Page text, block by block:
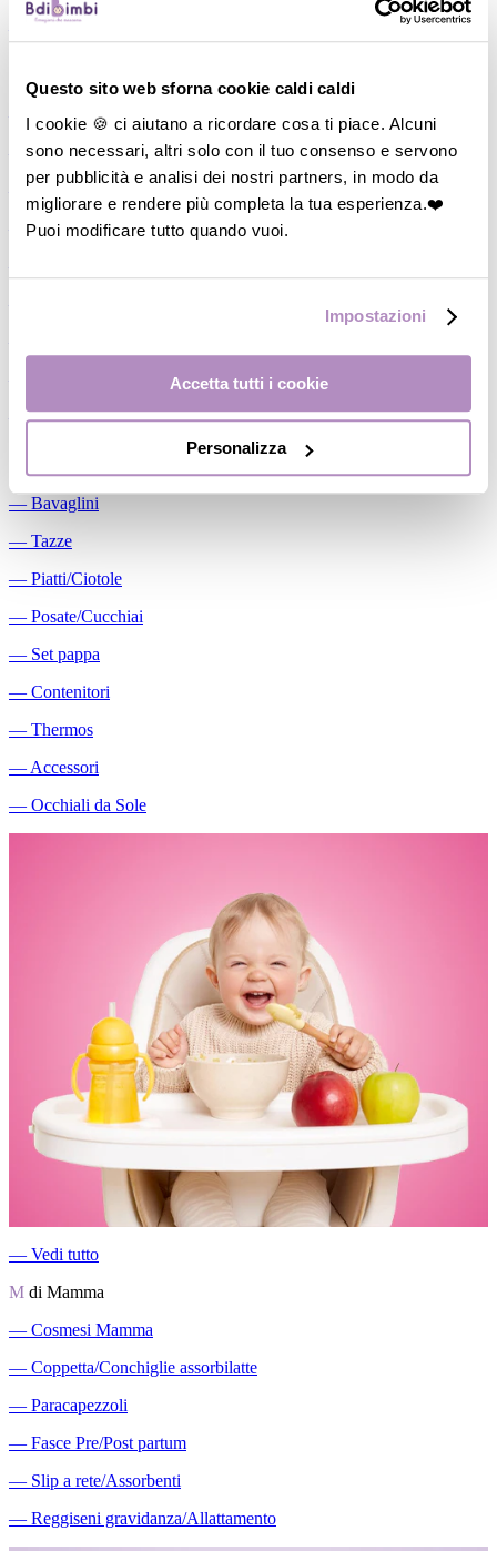
Questo sito web sforna cookie caldi caldi
I cookie 🍪 ci aiutano a ricordare cosa ti piace. Alcuni
sono necessari, altri solo con il tuo consenso e servono
per pubblicità e analisi dei nostri partners, in modo da
migliorare e rendere più completa la tua esperienza.❤️
Puoi modificare tutto quando vuoi.
Impostazioni
Accetta tutti i cookie
Personalizza
Aspiratori nasali manuali
―
Cuscini allattamento
―Biberon
―
Tettarelle
―Succhietti
Conservalatte Materno
―Massaggiagengive
― Bavaglini
― Tazze
― Piatti/Ciotole
― Posate/Cucchiai
― Set pappa
― Contenitori
― Thermos
― Accessori
― Occhiali da Sole
― Vedi tutto
M di Mamma
― Cosmesi Mamma
― Coppetta/Conchiglie assorbilatte
― Paracapezzoli
― Fasce Pre/Post partum
― Slip a rete/Assorbenti
― Reggiseni gravidanza/Allattamento